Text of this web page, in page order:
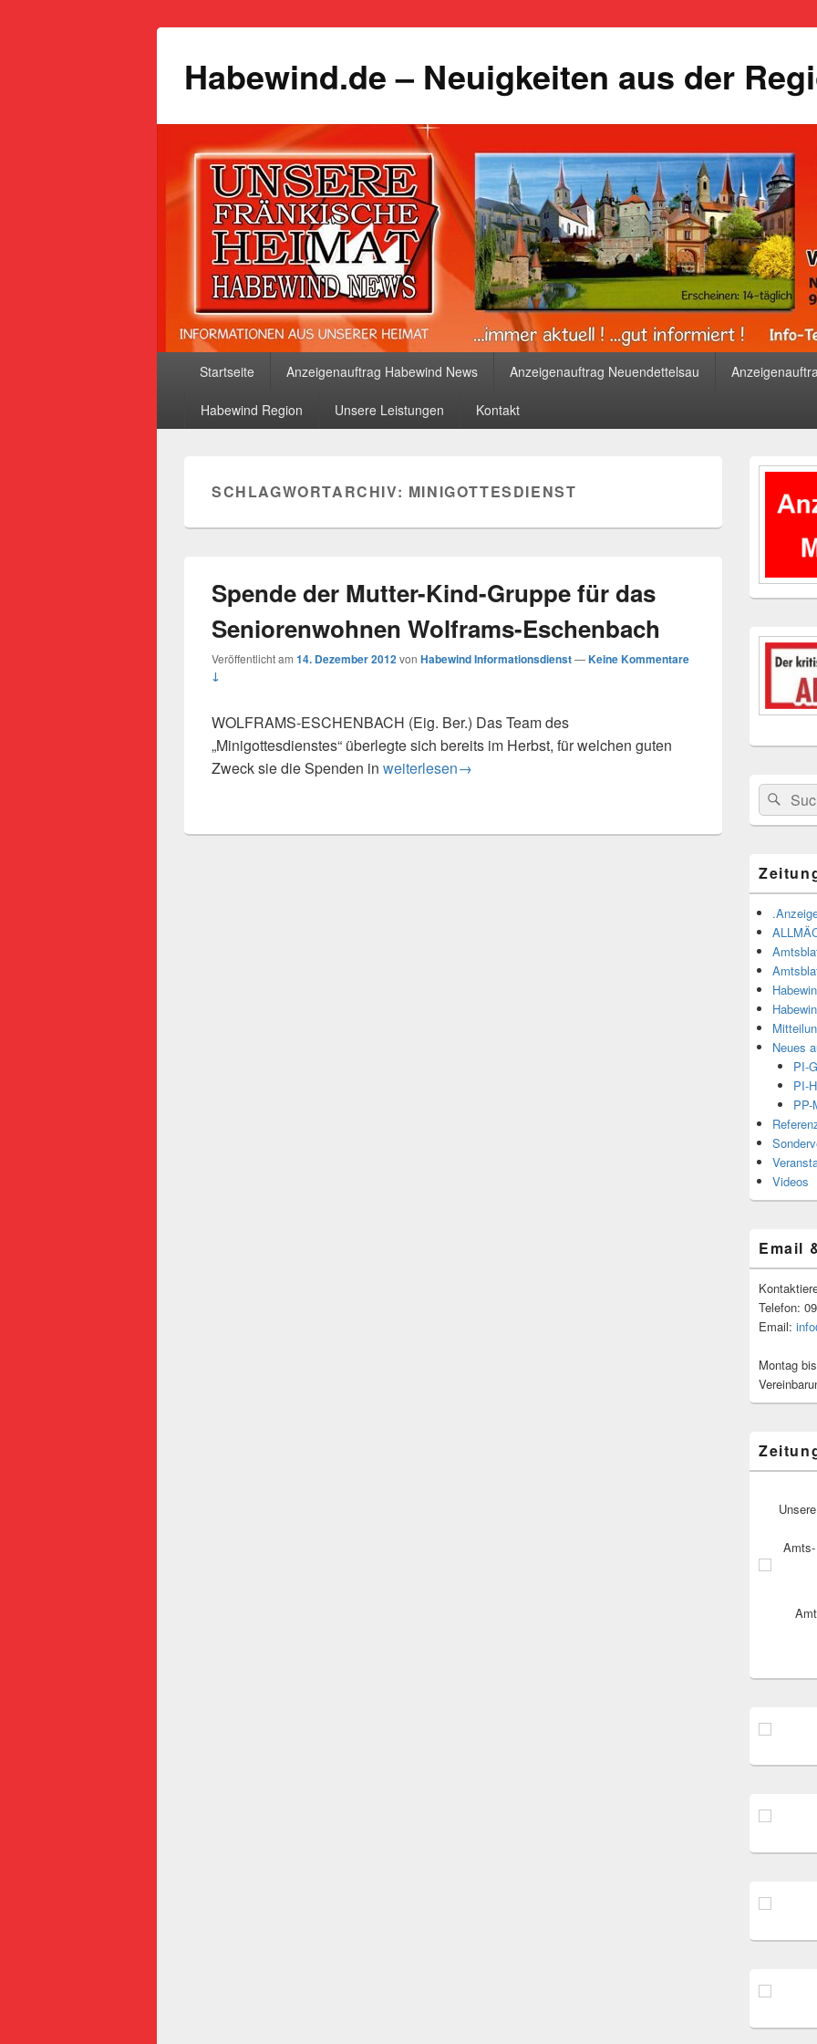
Habewind.de – Neuigkeiten aus der
Startseite Anzeigenauftrag Habewind News Anzeigenauftrag Neuendettelsau
Habewind Region Unsere Leistungen Kontakt
SCHLAGWORTARCHIV: MINIGOTTESDIENST
Spende der Mutter-Kind-Gruppe für das
Seniorenwohnen Wolframs-Eschenbach
Veröffentlicht am 14. Dezember 2012von Habewind Informationsdienst—Keine Kommentare
↓
WOLFRAMS-ESCHENBACH (Eig. Ber.) Das Team des
„Minigottesdienstes“ überlegte sich bereits im Herbst, für welchen guten
Zweck sie die Spenden in Spende der Mutter-Kind-Gruppe für das Seniorenwohnen
weiterlesen→
Primärer
Suchen
nach:
Neues
PI-
PI-
PP-
Videos
Email
Telefon:
Email:
Montag